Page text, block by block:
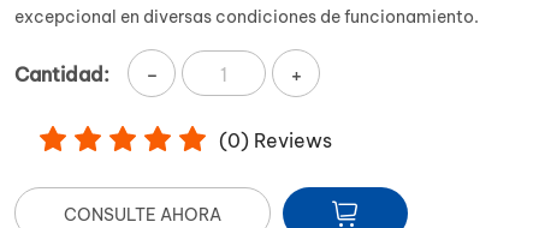
excepcional en diversas condiciones de funcionamiento.
Cantidad: - +
(0) Reviews
CONSULTE AHORA